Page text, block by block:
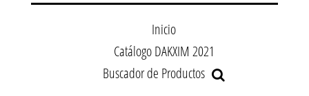
Inicio
Catálogo DAKXIM 2021
Buscador de Productos